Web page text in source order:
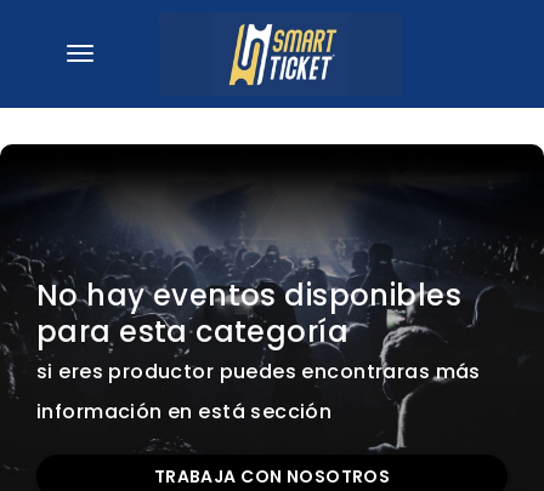
desplegar navegación
No hay eventos disponibles
para esta categoría
si eres productor puedes encontraras más
información en está sección
TRABAJA CON NOSOTROS